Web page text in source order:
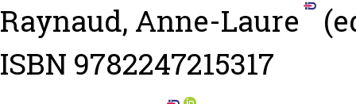
Raynaud, Anne-Laure
ISBN 9782247215317